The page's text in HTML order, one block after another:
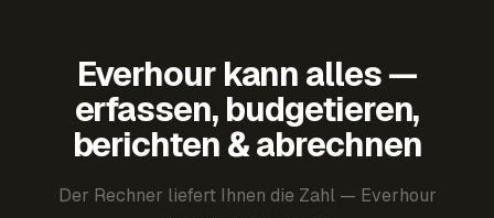
Everhour kann alles —
erfassen, budgetieren,
berichten & abrechnen
Der Rechner liefert Ihnen die Zahl — Everhour